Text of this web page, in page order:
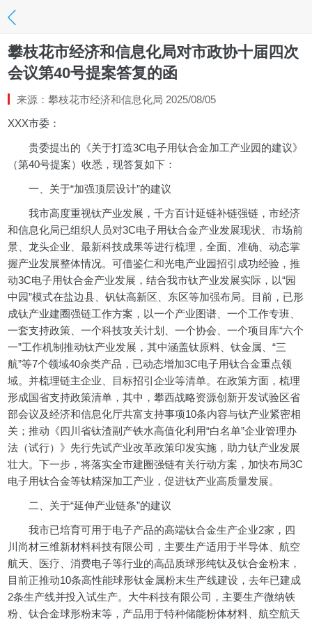
攀枝花市经济和信息化局对市政协十届四次
会议第40号提案答复的函
来源：攀枝花市经济和信息化局 2025/08/05
XXX市委：
贵委提出的《关于打造3C电子用钛合金加工产业园的建议》
（第40号提案）收悉，现答复如下：
一、关于“加强顶层设计”的建议
我市高度重视钛产业发展，千方百计延链补链强链，市经济
和信息化局已组织人员对3C电子用钛合金产业发展现状、市场前
景、龙头企业、最新科技成果等进行梳理，全面、准确、动态掌
握产业发展整体情况。可借鉴仁和光电产业园招引成功经验，推
动3C电子用钛合金产业发展，结合我市钛产业发展实际，以“园
中园”模式在盐边县、钒钛高新区、东区等加强布局。目前，已形
成钛产业建圈强链工作方案，以一个产业图谱、一个工作专班、
一套支持政策、一个科技攻关计划、一个协会、一个项目库“六个
一”工作机制推动钛产业发展，其中涵盖钛原料、钛金属、“三
航”等7个领域40余类产品，已动态增加3C电子用钛合金重点领
域。并梳理链主企业、目标招引企业等清单。在政策方面，梳理
形成国省支持政策清单，其中，攀西战略资源创新开发试验区省
部会议及经济和信息化厅共富支持事项10条内容与钛产业紧密相
关；推动《四川省钛渣副产铁水高值化利用“白名单”企业管理办
法（试行）》先行先试产业改革政策印发实施，助力钛产业发展
壮大。下一步，将落实全市建圈强链有关行动方案，加快布局3C
电子用钛合金等钛精深加工产业，促进钛产业高质量发展。
二、关于“延伸产业链条”的建议
我市已培育可用于电子产品的高端钛合金生产企业2家，四
川尚材三维新材料科技有限公司，主要生产适用于半导体、航空
航天、医疗、消费电子等行业的高品质球形纯钛及钛合金粉末，
目前正推动10条高性能球形钛金属粉末生产线建设，去年已建成
2条生产线并投入试生产。大牛科技有限公司，主要生产微纳铁
粉、钛合金球形粉末等，产品用于特种储能粉体材料、航空航天